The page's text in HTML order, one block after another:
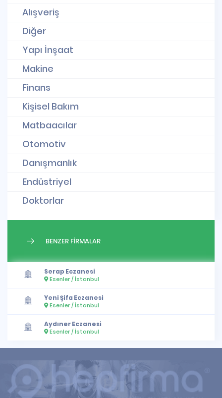
Alışveriş
Diğer
Yapı İnşaat
Makine
Finans
Kişisel Bakım
Matbaacılar
Otomotiv
Danışmanlık
Endüstriyel
Doktorlar
BENZER FİRMALAR
Serap Eczanesi
Esenler / İstanbul
Yeni Şifa Eczanesi
Esenler / İstanbul
Aydıner Eczanesi
Esenler / İstanbul